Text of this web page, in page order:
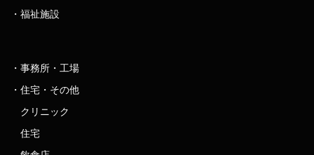
・福祉施設
・事務所・工場
・住宅・その他
クリニック
住宅